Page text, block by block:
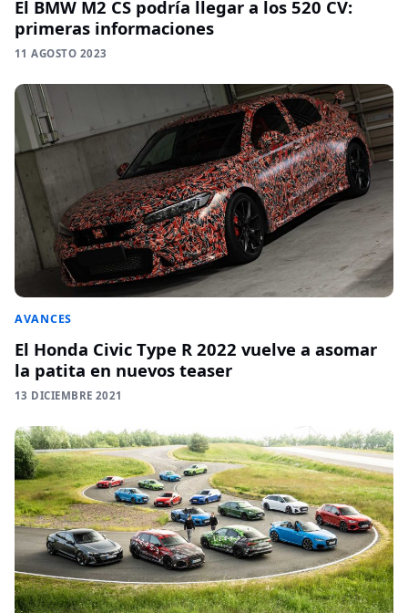
El BMW M2 CS podría llegar a los 520 CV:
primeras informaciones
11 AGOSTO 2023
AVANCES
El Honda Civic Type R 2022 vuelve a asomar
la patita en nuevos teaser
13 DICIEMBRE 2021